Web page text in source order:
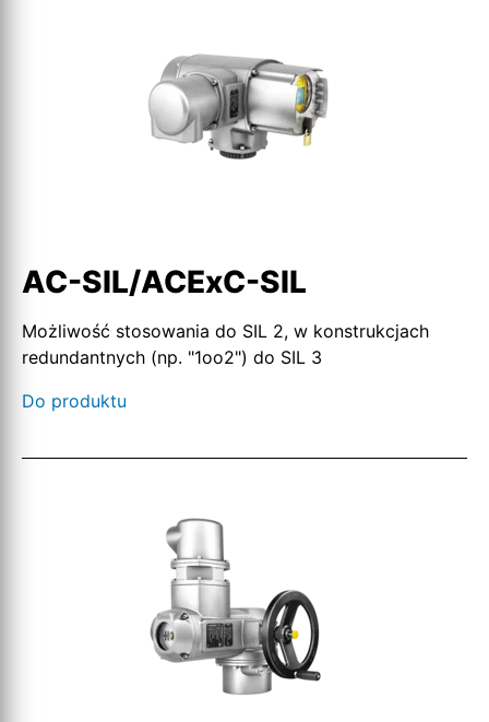
AC-SIL/ACExC-SIL
Możliwość stosowania do SIL 2, w konstrukcjach
redundantnych (np. "1oo2") do SIL 3
Do produktu